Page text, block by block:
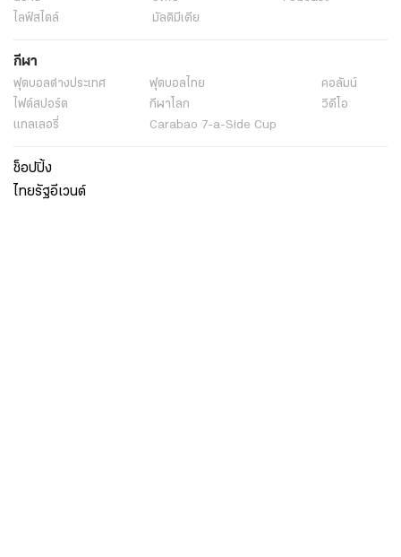
ไลฟ์สไตล์
มัลติมีเดีย
กีฬา
ฟุตบอลต่่างประเทศ ฟุตบอลไทย
คอลัมน์
ไฟต์สปอร์ต
กีฬาโลก
วิดีโอ
แกลเลอรี่
Carabao 7-a-Side Cup
ช็อปปิ้ง
ไทยรัฐอีเวนต์